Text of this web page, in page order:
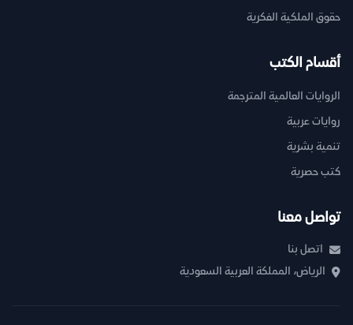
حقوق الملكية الفكرية
أقسام الكتب
الروايات العالمية المترجمة
روايات عربية
تنمية بشرية
كتب حصرية
تواصل معنا
اتصل بنا
الرياض، المملكة العربية السعودية